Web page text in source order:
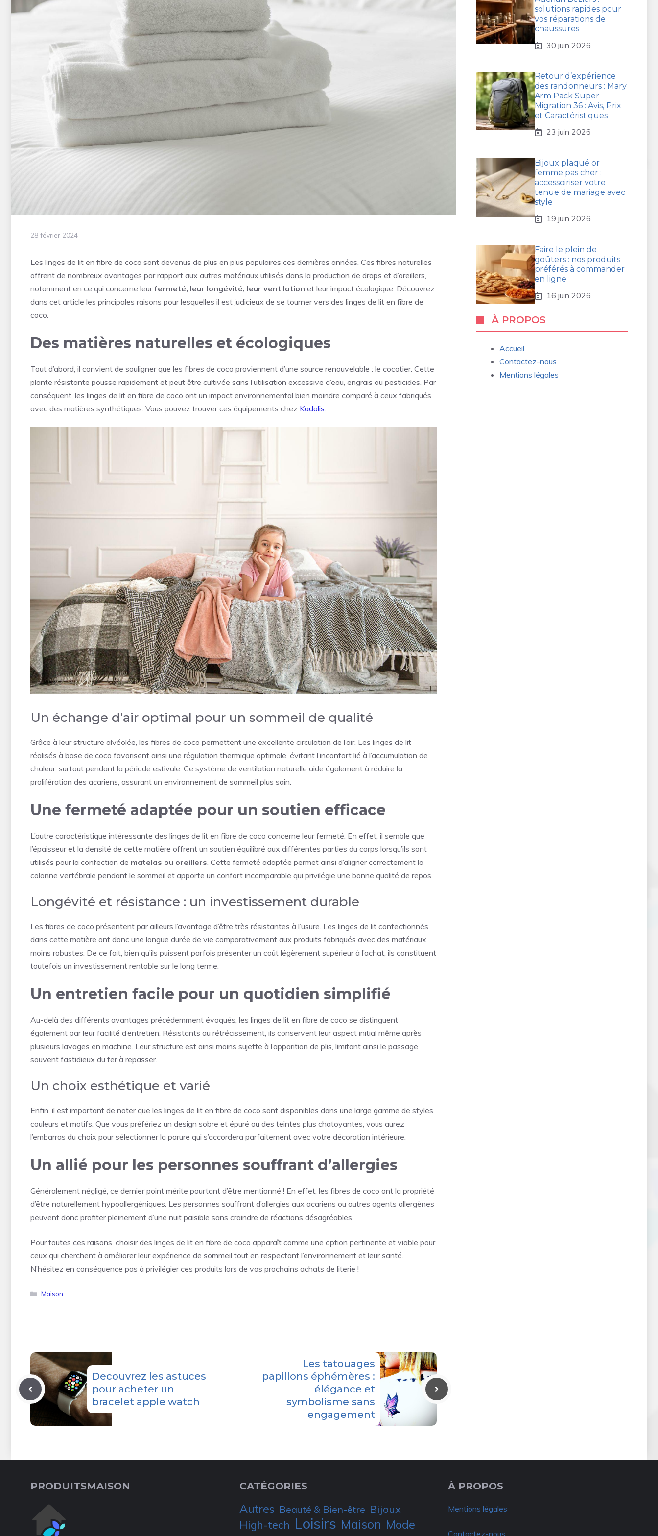
28 février 2024
Les linges de lit en fibre de coco sont devenus de plus en plus populaires ces dernières années. Ces fibres naturelles
offrent de nombreux avantages par rapport aux autres matériaux utilisés dans la production de draps et d’oreillers,
notamment en ce qui concerne leurfermeté, leur longévité, leur ventilation et leur impact écologique. Découvrez
dans cet article les principales raisons pour lesquelles il est judicieux de se tourner vers des linges de lit en fibre de
coco.
Des matières naturelles et écologiques
Tout d’abord, il convient de souligner que les fibres de coco proviennent d’une source renouvelable : le cocotier. Cette
plante résistante pousse rapidement et peut être cultivée sans l’utilisation excessive d’eau, engrais ou pesticides. Par
conséquent, les linges de lit en fibre de coco ont un impact environnemental bien moindre comparé à ceux fabriqués
avec des matières synthétiques. Vous pouvez trouver ces équipements chez Kadolis.
Un échange d’air optimal pour un sommeil de qualité
Grâce à leur structure alvéolée, les fibres de coco permettent une excellente circulation de l’air. Les linges de lit
réalisés à base de coco favorisent ainsi une régulation thermique optimale, évitant l’inconfort lié à l’accumulation de
chaleur, surtout pendant la période estivale. Ce système de ventilation naturelle aide également à réduire la
prolifération des acariens, assurant un environnement de sommeil plus sain.
Une fermeté adaptée pour un soutien efficace
L’autre caractéristique intéressante des linges de lit en fibre de coco concerne leur fermeté. En effet, il semble que
l’épaisseur et la densité de cette matière offrent un soutien équilibré aux différentes parties du corps lorsqu’ils sont
utilisés pour la confection de matelas ou oreillers. Cette fermeté adaptée permet ainsi d’aligner correctement la
colonne vertébrale pendant le sommeil et apporte un confort incomparable qui privilégie une bonne qualité de repos.
Longévité et résistance : un investissement durable
Les fibres de coco présentent par ailleurs l’avantage d’être très résistantes à l’usure. Les linges de lit confectionnés
dans cette matière ont donc une longue durée de vie comparativement aux produits fabriqués avec des matériaux
moins robustes. De ce fait, bien qu’ils puissent parfois présenter un coût légèrement supérieur à l’achat, ils constituent
toutefois un investissement rentable sur le long terme.
Un entretien facile pour un quotidien simplifié
Au-delà des différents avantages précédemment évoqués, les linges de lit en fibre de coco se distinguent
également par leur facilité d’entretien. Résistants au rétrécissement, ils conservent leur aspect initial même après
plusieurs lavages en machine. Leur structure est ainsi moins sujette à l’apparition de plis, limitant ainsi le passage
souvent fastidieux du fer à repasser.
Un choix esthétique et varié
Enfin, il est important de noter que les linges de lit en fibre de coco sont disponibles dans une large gamme de styles,
couleurs et motifs. Que vous préfériez un design sobre et épuré ou des teintes plus chatoyantes, vous aurez
l’embarras du choix pour sélectionner la parure qui s’accordera parfaitement avec votre décoration intérieure.
Un allié pour les personnes souffrant d’allergies
Généralement négligé, ce dernier point mérite pourtant d’être mentionné ! En effet, les fibres de coco ont la propriété
d’être naturellement hypoallergéniques. Les personnes souffrant d’allergies aux acariens ou autres agents allergènes
peuvent donc profiter pleinement d’une nuit paisible sans craindre de réactions désagréables.
Pour toutes ces raisons, choisir des linges de lit en fibre de coco apparaît comme une option pertinente et viable pour
ceux qui cherchent à améliorer leur expérience de sommeil tout en respectant l’environnement et leur santé.
N’hésitez en conséquence pas à privilégier ces produits lors de vos prochains achats de literie !
Catégories
Maison
Decouvrez les astuces
pour acheter un
bracelet apple watch
Les tatouages
papillons éphémères :
élégance et
symbolisme sans
engagement
solutions rapides pour
vos réparations de
chaussures
30 juin 2026
Retour d’expérience
des randonneurs : Mary
Arm Pack Super
Migration 36 : Avis, Prix
et Caractéristiques
23 juin 2026
Bijoux plaqué or
femme pas cher :
accessoiriser votre
tenue de mariage avec
style
19 juin 2026
Faire le plein de
goûters : nos produits
préférés à commander
en ligne
16 juin 2026
À PROPOS
Accueil
Contactez-nous
Mentions légales
PRODUITSMAISON CATÉGORIES
Autres Beauté & Bien-être Bijoux
High-tech Loisirs Maison Mode
À PROPOS
Mentions légales
Contactez-nous